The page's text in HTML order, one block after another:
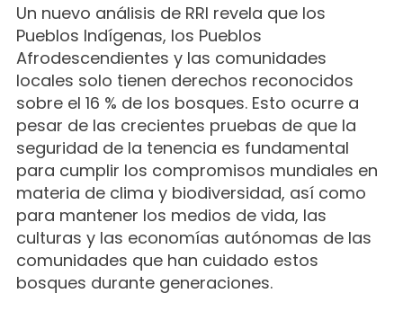
Un nuevo análisis de RRI revela que los
Pueblos Indígenas, los Pueblos
Afrodescendientes y las comunidades
locales solo tienen derechos reconocidos
sobre el 16 % de los bosques. Esto ocurre a
pesar de las crecientes pruebas de que la
seguridad de la tenencia es fundamental
para cumplir los compromisos mundiales en
materia de clima y biodiversidad, así como
para mantener los medios de vida, las
culturas y las economías autónomas de las
comunidades que han cuidado estos
bosques durante generaciones.